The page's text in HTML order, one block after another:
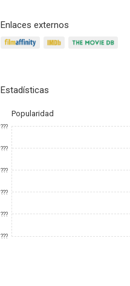
Enlaces externos
Estadísticas
Popularidad
???
???
???
???
???
???